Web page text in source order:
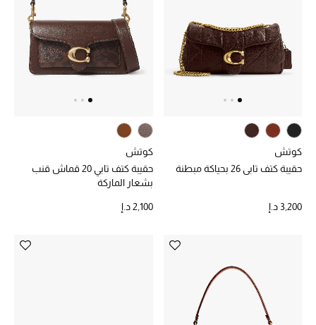
كوتش
حقيبة كتف تابي 26 بحياكة مبطنة
3,200 د.إ
كوتش
حقيبة كتف تابي 20 قماش قنب
بشعار الماركة
2,100 د.إ